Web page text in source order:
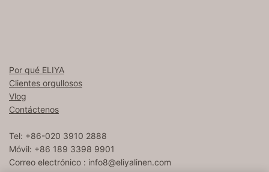
Por qué ELIYA
Clientes orgullosos
Vlog
Contáctenos
Tel: +86-020 3910 2888
Móvil: +86 189 3398 9901
Correo electrónico : info8@eliyalinen.com